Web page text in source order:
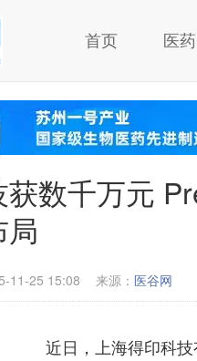
首页 医药
数千万元
11-25 15:08 来源： 医谷网
近日，上海得印科